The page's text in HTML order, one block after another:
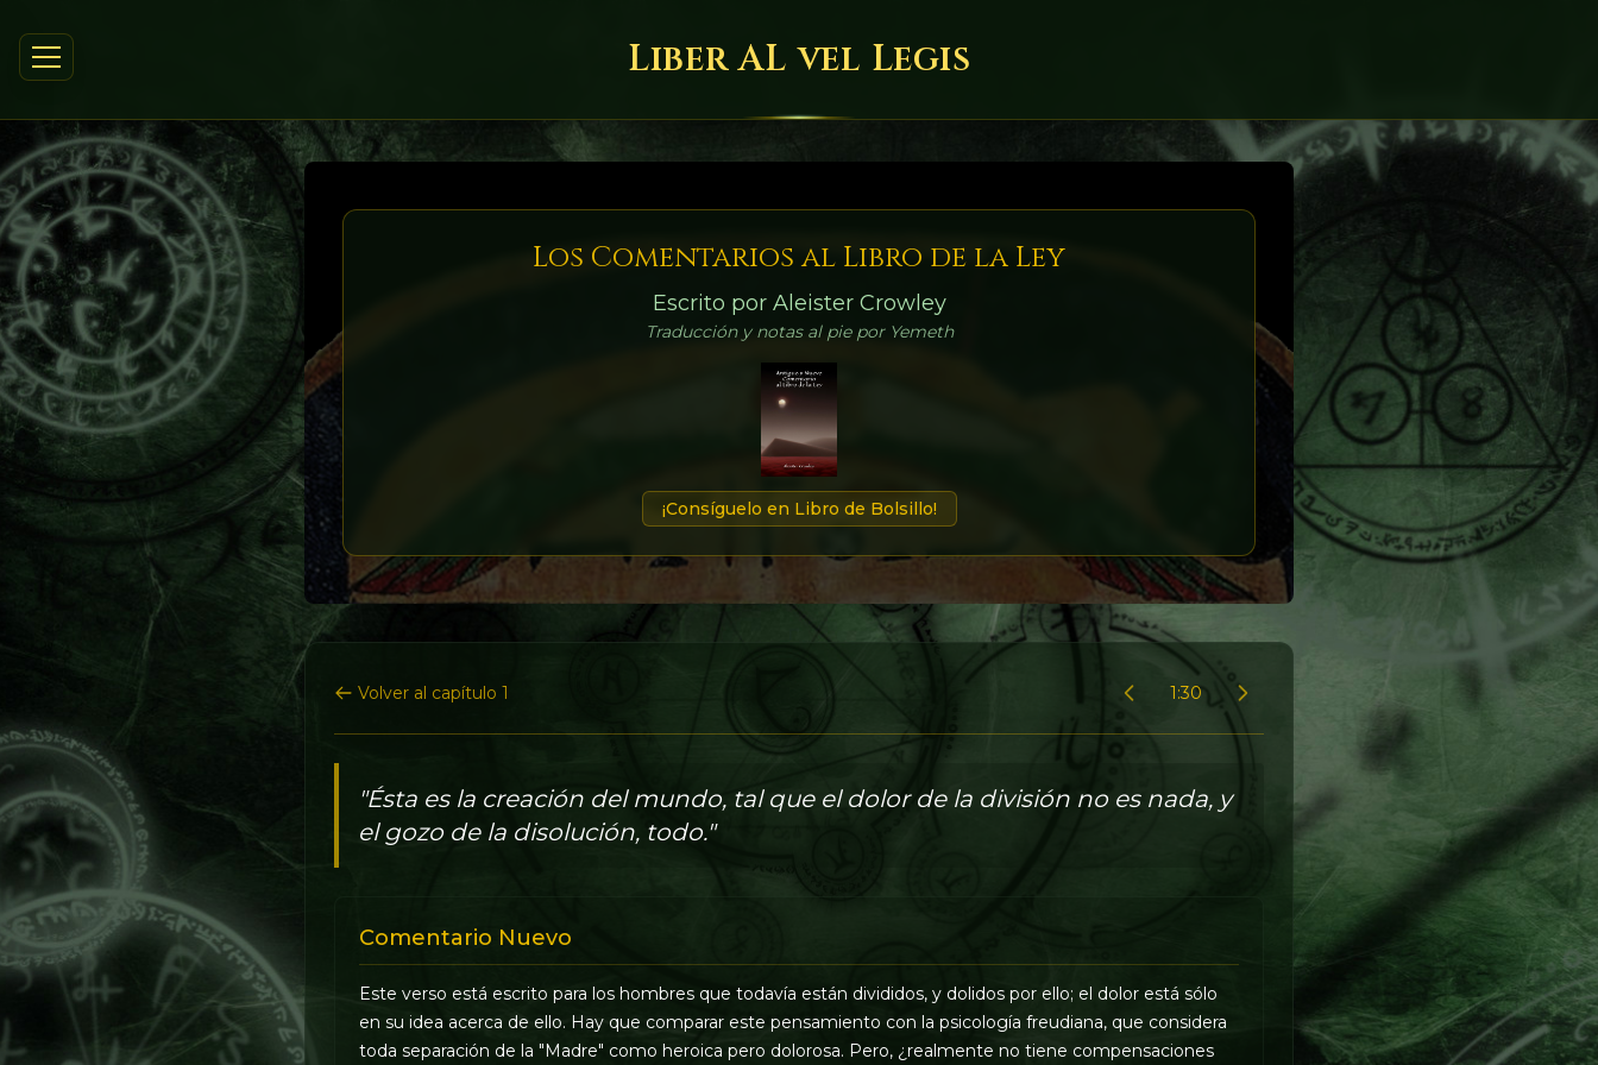
Liber AL vel Legis
Los Comentarios al Libro de la Ley
Escrito por Aleister Crowley
Traducción y notas al pie por Yemeth
¡Consíguelo en Libro de Bolsillo!
Volver al capítulo 1 1:30
"Ésta es la creación del mundo, tal que el dolor de la división no es nada, y
el gozo de la disolución, todo."
Comentario Nuevo
Este verso está escrito para los hombres que todavía están divididos, y dolidos por ello; el dolor está sólo
en su idea acerca de ello. Hay que comparar este pensamiento con la psicología freudiana, que considera
toda separación de la "Madre" como heroica pero dolorosa. Pero, ¿realmente no tiene compensaciones